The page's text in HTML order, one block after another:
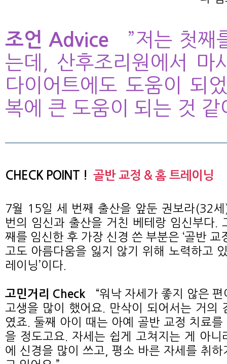
조언 Advice ”저는 첫째
는데, 산후조리원에서 마
다이어트에도 도움이 되
복에 큰 도움이 되는 것 같
CHECK POINT ! 골반 교정 & 홈 트레이닝
7월 15일 세 번째 출산을 앞둔 권보라(32
번의 임신과 출산을 거친 베테랑 임신부다.
째를 임신한 후 가장 신경 쓴 부분은 ‘골반 교
고도 아름다움을 잃지 않기 위해 노력하고
레이닝’이다.
고민거리 Check
“워낙 자세가 좋지 않은
고생을 많이 했어요. 만삭이 되어서는 거의
였죠. 둘째 아이 때는 아예 골반 교정 치료를
을 정도고요. 자세는 쉽게 고쳐지는 게 아니
에 신경을 많이 쓰고, 평소 바른 자세를 취하